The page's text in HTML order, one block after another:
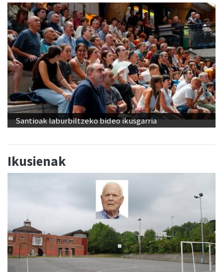
Santioak laburbiltzeko bideo ikusgarria
Ikusienak